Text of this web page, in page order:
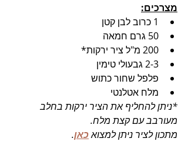
מצרכים:
1 כרוב לבן קטן
50 גרם חמאה
200 מ"ל ציר ירקות*
2-3 גבעולי טימין
פלפל שחור כתוש
מלח אטלנטי
*ניתן להחליף את הציר ירקות בחלב
מעורבב עם קצת מלח.
מתכון לציר ניתן למצוא כאן.